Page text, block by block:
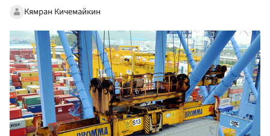
Кямран Кичемайкин